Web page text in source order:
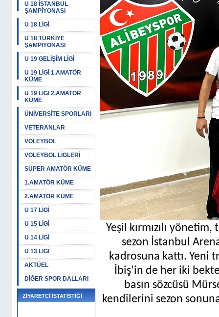
U 18 İSTANBUL
ŞAMPİYONASI
U 18 LİGİ
U 18 TÜRKİYE
ŞAMPİYONASI
U 19 GELİŞİM LİGİ
U 19 LİGİ 1.AMATÖR
KÜME
U 19 LİGİ 2.AMATÖR
KÜME
ÜNİVERSİTE SPORLARI
VETERANLAR
VOLEYBOL
VOLEYBOL LİGLERİ
SÜPER AMATÖR KÜME
1.AMATÖR KÜME
2.AMATÖR KÜME
U 17 LİGİ
U 15 LİGİ
U 14 LİGİ
U 13 LİGİ
AKTÜEL
DİĞER SPOR DALLARI
ZİYARETCİ İSTATİSTİĞİ
Yeşil kırmızılı
sezon İstanbul
kadrosuna kattı. Yeni
İbiş’in de her iki
basın sözcüsü
kendilerini sezon